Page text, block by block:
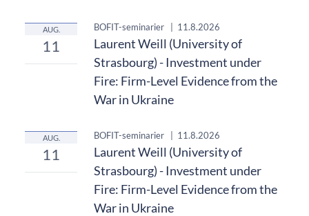
AUG.
11
BOFIT-seminarier | 11.8.2026
Laurent Weill (University of
Strasbourg) - Investment under
Fire: Firm-Level Evidence from the
War in Ukraine
AUG.
11
BOFIT-seminarier | 11.8.2026
Laurent Weill (University of
Strasbourg) - Investment under
Fire: Firm-Level Evidence from the
War in Ukraine